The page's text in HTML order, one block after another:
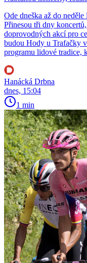
Ode dneška až do
Přinesou tři dny
doprovodných akcí pro
budou Hody u Trafačky
programu lidové tradice,
Hanácká Drbna
dnes, 15:04
1 min